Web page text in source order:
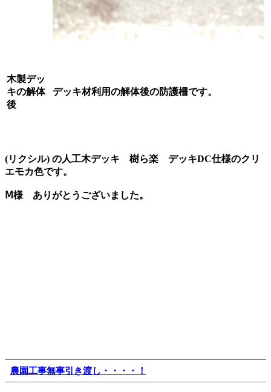
木製デッ
キの解体
後
デッキ材利用の解体後の防護柵です。
(リクシル) の人工木デッキ 樹ら楽 デッキDC仕様のクリ
エモカ色です。
Ⅿ様 ありがとうございました。
農園工事無事引き渡し・・・・！